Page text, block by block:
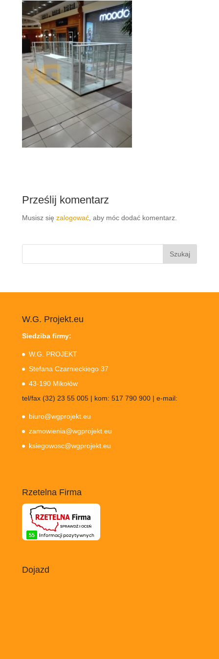
Prześlij komentarz
Musisz się zalogować, aby móc dodać komentarz.
Szukaj:
W.G. Projekt.eu
Siedziba firmy:
W.G. PROJEKT
Stefana Czarnieckiego 37
43-190 Mikołów
tel/fax (32) 23 55 005 | kom: 517 790 900 | e-mail:
biuro@wgprojekt.eu
zamowienia@wgprojekt.eu
ksiegowosc@wgprojekt.eu
Rzetelna Firma
Dojazd